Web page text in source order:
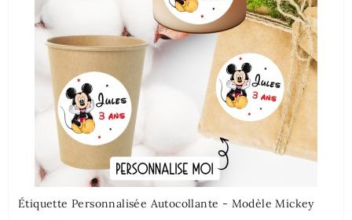
Étiquette Personnalisée Autocollante - Modèle Mickey